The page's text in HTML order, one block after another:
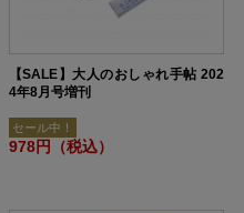
【SALE】大人のおしゃれ手帖 202
4年8月号増刊
セール中！
978円（税込）